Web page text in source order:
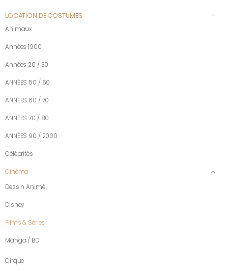
LOCATION DE COSTUMES
Animaux
Années 1900
Années 20 / 30
ANNÉES 50 / 60
ANNÉES 60 / 70
ANNÉES 70 / 80
ANNÉES 90 / 2000
Célébrités
Cinéma
Dessin Animé
Disney
Films & Séries
Manga / BD
Cirque